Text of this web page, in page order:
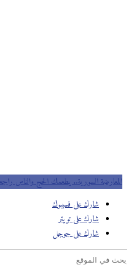
المعارضة السورية.. يطعمك الحج والناس راجعة
شارك على فسيبوك
شارك على تويتر
شارك على جوجل